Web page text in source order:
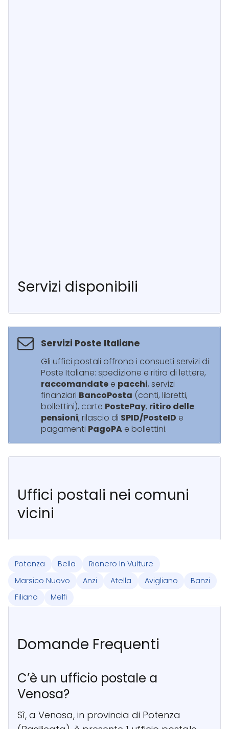
Servizi disponibili
Servizi Poste Italiane
Gli uffici postali offrono i consueti servizi di
Poste Italiane: spedizione e ritiro di lettere,
raccomandate e pacchi, servizi
finanziari BancoPosta (conti, libretti,
bollettini), carte PostePay, ritiro delle
pensioni, rilascio di SPID/PosteID e
pagamenti PagoPA e bollettini.
Uffici postali nei comuni
vicini
Potenza Bella
Rionero In Vulture
Marsico Nuovo
Anzi Atella Avigliano
Banzi
Filiano
Melfi
Domande Frequenti
C’è un ufficio postale a
Venosa?
Sì, a Venosa, in provincia di Potenza